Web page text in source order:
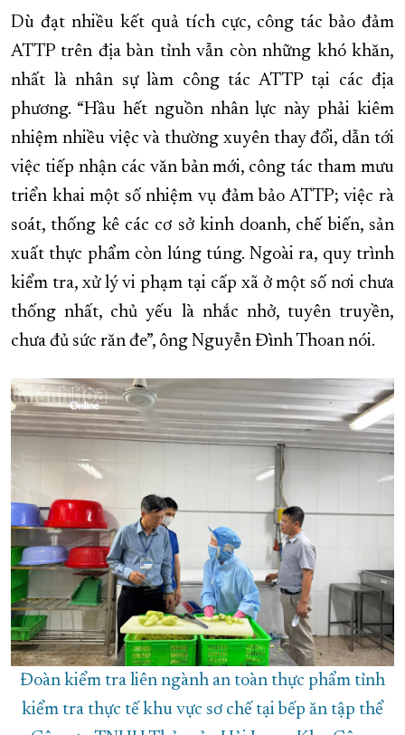
Dù đạt nhiều kết quả tích cực, công tác bảo đảm
ATTP trên địa bàn tỉnh vẫn còn những khó khăn,
nhất là nhân sự làm công tác ATTP tại các địa
phương. “Hầu hết nguồn nhân lực này phải kiêm
nhiệm nhiều việc và thường xuyên thay đổi, dẫn tới
việc tiếp nhận các văn bản mới, công tác tham mưu
triển khai một số nhiệm vụ đảm bảo ATTP; việc rà
soát, thống kê các cơ sở kinh doanh, chế biến, sản
xuất thực phẩm còn lúng túng. Ngoài ra, quy trình
kiểm tra, xử lý vi phạm tại cấp xã ở một số nơi chưa
thống nhất, chủ yếu là nhắc nhở, tuyên truyền,
chưa đủ sức răn đe”, ông Nguyễn Đình Thoan nói.
Đoàn kiểm tra liên ngành an toàn thực phẩm tỉnh
kiểm tra thực tế khu vực sơ chế tại bếp ăn tập thể